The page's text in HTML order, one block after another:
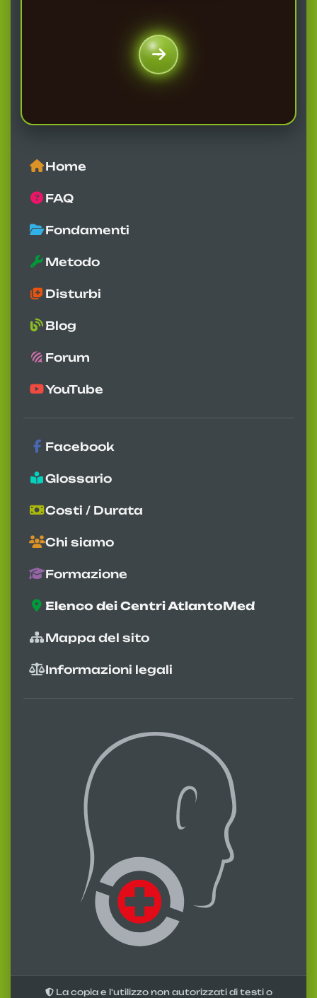
Home
FAQ
Fondamenti
Metodo
Disturbi
Blog
Forum
YouTube
Facebook
Glossario
Costi / Durata
Chi siamo
Formazione
Elenco dei Centri AtlantoMed
Mappa del sito
Informazioni legali
La copia e l'utilizzo non autorizzati di testi o